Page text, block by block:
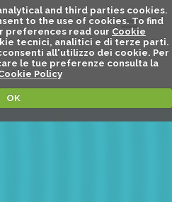
and third parties cookies.
to the use of cookies. To find
preferences read our Cookie
tecnici, analitici e di terze parti.
all'utilizzo dei cookie. Per
le tue preferenze consulta la
Policy
OK